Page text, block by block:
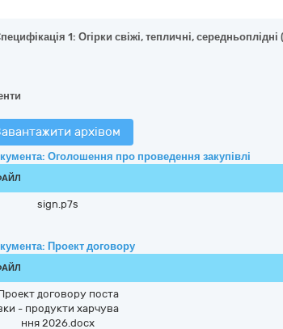
1: Огірки свіжі, тепличні,
архівом
Оголошення про проведення закупівлі
sign.p7s
Проект договору
договору поста
- продукти харчува
ння 2026.docx